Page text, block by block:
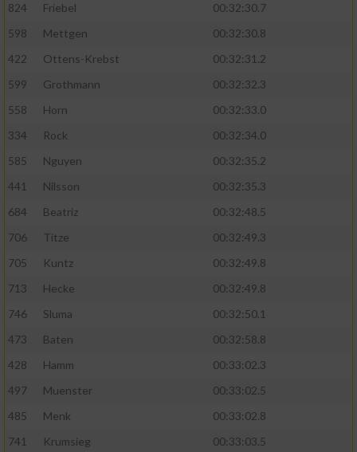
824
Friebel
00:32:30.7
598
Mettgen
00:32:30.8
422
Ottens-Krebst
00:32:31.2
599
Grothmann
00:32:32.3
558
Horn
00:32:33.0
334
Rock
00:32:34.0
585
Nguyen
00:32:35.2
441
Nilsson
00:32:35.3
684
Beatriz
00:32:48.5
706
Titze
00:32:49.3
705
Kuntz
00:32:49.8
713
Hecke
00:32:49.8
746
Sluma
00:32:50.1
473
Baten
00:32:58.8
428
Hamm
00:33:02.3
497
Muenster
00:33:02.5
485
Menk
00:33:02.8
741
Krumsieg
00:33:03.5